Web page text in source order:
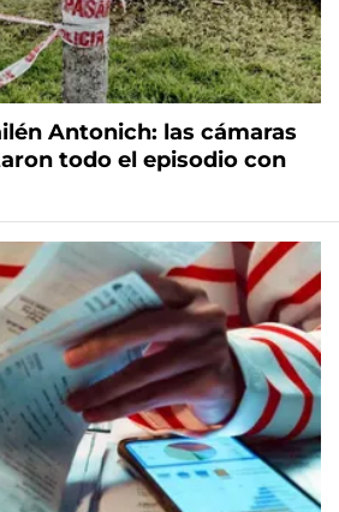
Antonich: las cámaras
todo el episodio con